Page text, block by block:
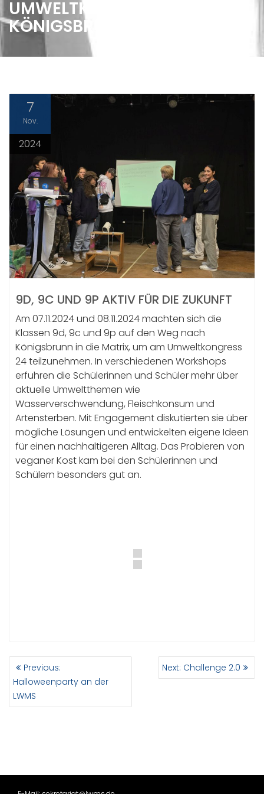
UMWELTKONGRESS IN
KÖNIGSBRUNN
7
Nov.
2024
9D, 9C UND 9P AKTIV FÜR DIE ZUKUNFT
Am 07.11.2024 und 08.11.2024 machten sich die
Klassen 9d, 9c und 9p auf den Weg nach
Königsbrunn in die Matrix, um am Umweltkongress
24 teilzunehmen. In verschiedenen Workshops
erfuhren die Schülerinnen und Schüler mehr über
aktuelle Umweltthemen wie
Wasserverschwendung, Fleischkonsum und
Artensterben. Mit Engagement diskutierten sie über
mögliche Lösungen und entwickelten eigene Ideen
für einen nachhaltigeren Alltag. Das Probieren von
veganer Kost kam bei den Schülerinnen und
Schülern besonders gut an.
BEITRAGSNAVIGATION
Previous:
post:
Halloweenparty an der
LWMS
Next: Next
post:
Challenge 2.0